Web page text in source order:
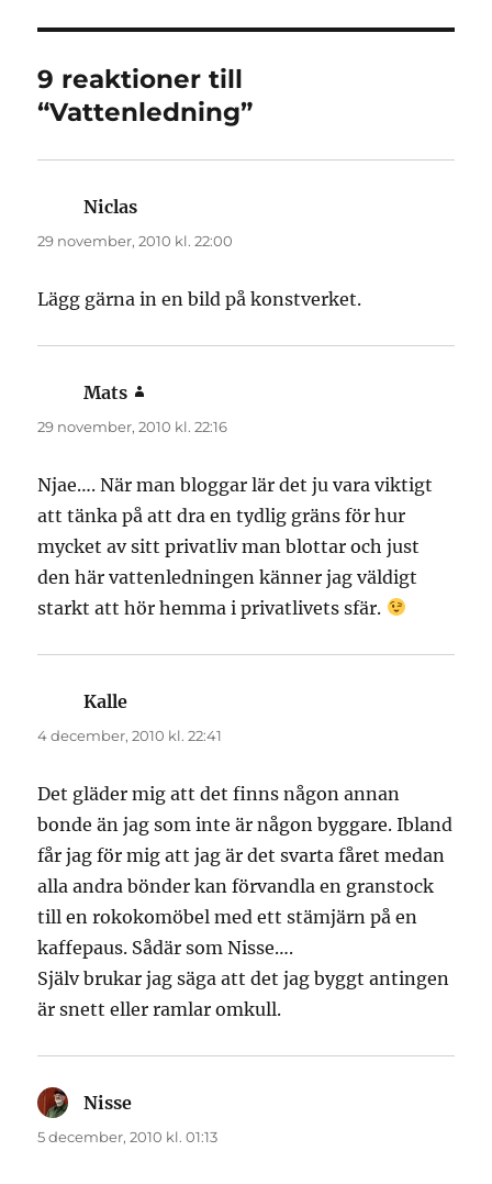
9 reaktioner till
“Vattenledning”
Niclas
29 november, 2010 kl. 22:00
Lägg gärna in en bild på konstverket.
Mats
29 november, 2010 kl. 22:16
Njae…. När man bloggar lär det ju vara viktigt
att tänka på att dra en tydlig gräns för hur
mycket av sitt privatliv man blottar och just
den här vattenledningen känner jag väldigt
starkt att hör hemma i privatlivets sfär.
Kalle
4 december, 2010 kl. 22:41
Det gläder mig att det finns någon annan
bonde än jag som inte är någon byggare. Ibland
får jag för mig att jag är det svarta fåret medan
alla andra bönder kan förvandla en granstock
till en rokokomöbel med ett stämjärn på en
kaffepaus. Sådär som Nisse….
Själv brukar jag säga att det jag byggt antingen
är snett eller ramlar omkull.
Nisse
5 december, 2010 kl. 01:13